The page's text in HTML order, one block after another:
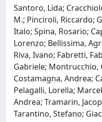
Santoro, Lida;
M.; Pinciroli, Riccardo;
Italo; Spina, Rosario;
Lorenzo; Bellissima,
Riva, Ivano; Fabretti,
Gabriele; Montrucchio,
Costamagna, Andrea;
Pelagalli, Lorella;
Andrea; Tramarin,
Tarantino, Stefano;